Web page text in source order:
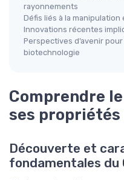
rayonnements
Défis liés à la
Innovations récentes
Perspectives d’avenir
biotechnologie
Comprendre
ses propriétés
Découverte et
fondamentales du